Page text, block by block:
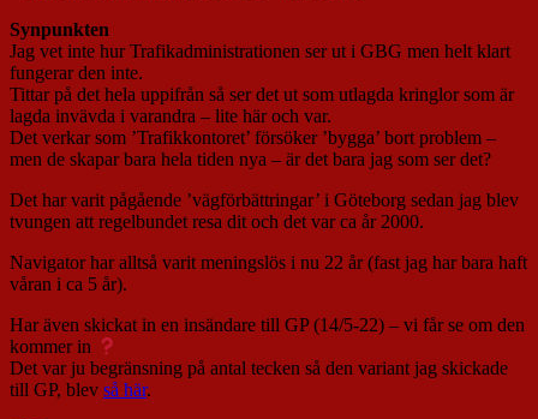
Synpunkten
Jag vet inte hur Trafikadministrationen ser ut i GBG men helt klart
fungerar den inte.
Tittar på det hela uppifrån så ser det ut som utlagda kringlor som är
lagda invävda i varandra – lite här och var.
Det verkar som ’Trafikkontoret’ försöker ’bygga’ bort problem –
men de skapar bara hela tiden nya – är det bara jag som ser det?
Det har varit pågående ’vägförbättringar’ i Göteborg sedan jag blev
tvungen att regelbundet resa dit och det var ca år 2000.
Navigator har alltså varit meningslös i nu 22 år (fast jag har bara haft
våran i ca 5 år).
Har även skickat in en insändare till GP (14/5-22) – vi får se om den
kommer in
Det var ju begränsning på antal tecken så den variant jag skickade
till GP, blev så här.